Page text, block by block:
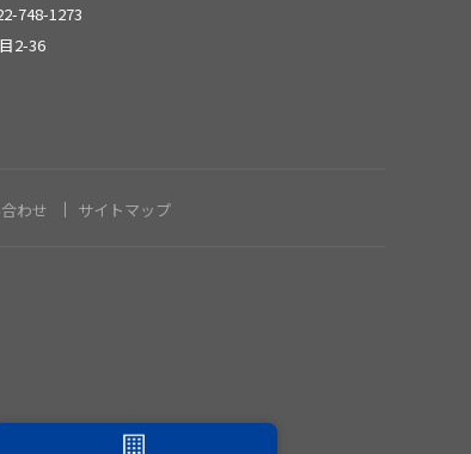
2024年1月
2023年8月
748-1273
2-36
わせ サイトマップ